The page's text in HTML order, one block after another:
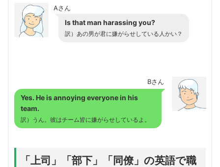
Aさん
Is that man harassing you?
訳）あの男が君に嫌がらせしている人かい？
Bさん
Yes. He is annoying everyone in his
team.
訳）うん。彼はチーム皆に嫌がらせしているよ。
「上司」「部下」「同僚」の英語で職